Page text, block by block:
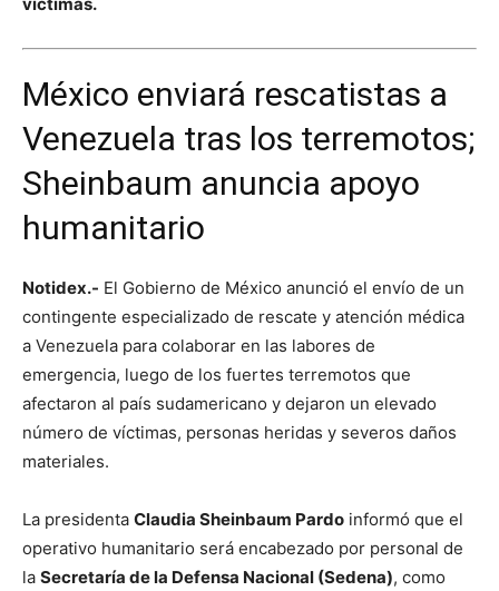
víctimas.
México enviará rescatistas a
Venezuela tras los terremotos;
Sheinbaum anuncia apoyo
humanitario
Notidex.- El Gobierno de México anunció el envío de un
contingente especializado de rescate y atención médica
a Venezuela para colaborar en las labores de
emergencia, luego de los fuertes terremotos que
afectaron al país sudamericano y dejaron un elevado
número de víctimas, personas heridas y severos daños
materiales.
La presidenta Claudia Sheinbaum Pardo informó que el
operativo humanitario será encabezado por personal de
la Secretaría de la Defensa Nacional (Sedena), como